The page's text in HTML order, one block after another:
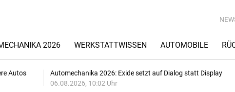
2026 WERKSTATTWISSEN AUTOMOBILE
Autos
Automechanika 2026: Exide setzt auf Dialog statt Display
06.08.2026, 10:02 Uhr